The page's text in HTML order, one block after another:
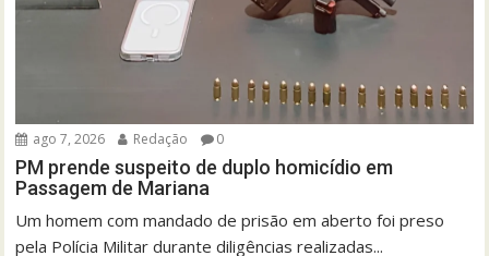
ago 7, 2026 Redação 0
PM prende suspeito de duplo homicídio em
Passagem de Mariana
Um homem com mandado de prisão em aberto foi preso
pela Polícia Militar durante diligências realizadas...